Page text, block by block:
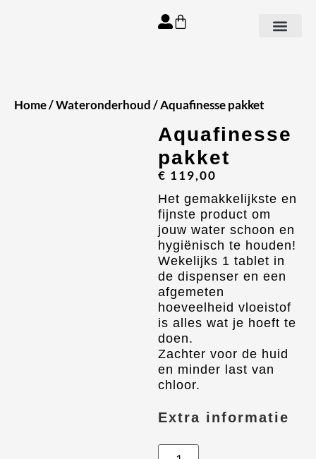
Home/Wateronderhoud/ Aquafinesse pakket
Aquafinesse
pakket
€ 119,00
Het gemakkelijkste en
fijnste product om
jouw water schoon en
hygiënisch te houden!
Wekelijks 1 tablet in
de dispenser en een
afgemeten
hoeveelheid vloeistof
is alles wat je hoeft te
doen.
Zachter voor de huid
en minder last van
chloor.
Extra informatie